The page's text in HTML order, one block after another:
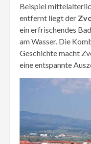
Beispiel
entfernt liegt der
ein erfrischendes
am Wasser. Die
Geschichte macht
eine entspannte